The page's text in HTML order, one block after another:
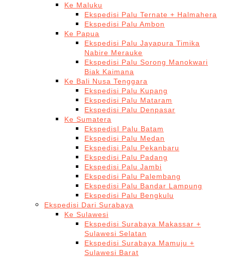
Ke Maluku
Ekspedisi Palu Ternate + Halmahera
Ekspedisi Palu Ambon
Ke Papua
Ekspedisi Palu Jayapura Timika
Nabire Merauke
Ekspedisi Palu Sorong Manokwari
Biak Kaimana
Ke Bali Nusa Tenggara
Ekspedisi Palu Kupang
Ekspedisi Palu Mataram
Ekspedisi Palu Denpasar
Ke Sumatera
EkspedisI Palu Batam
Ekspedisi Palu Medan
Ekspedisi Palu Pekanbaru
Ekspedisi Palu Padang
Ekspedisi Palu Jambi
Ekspedisi Palu Palembang
Ekspedisi Palu Bandar Lampung
Ekspedisi Palu Bengkulu
Ekspedisi Dari Surabaya
Ke Sulawesi
Ekspedisi Surabaya Makassar +
Sulawesi Selatan
Ekspedisi Surabaya Mamuju +
Sulawesi Barat